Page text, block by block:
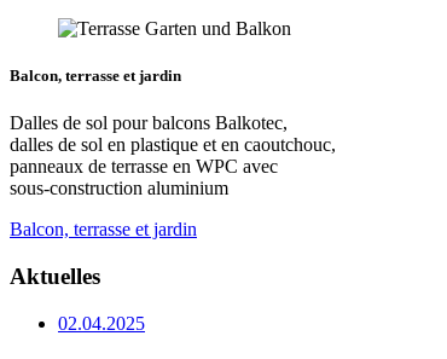
Balcon, terrasse et jardin
Dalles de sol pour balcons Balkotec,
dalles de sol en plastique et en caoutchouc,
panneaux de terrasse en WPC avec
sous-construction aluminium
Balcon, terrasse et jardin
Aktuelles
02.04.2025